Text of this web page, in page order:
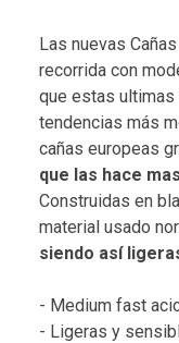
Las nuevas
recorrida con
que estas ultimas
tendencias más
cañas europeas
que las hace
Construidas en
material usado
siendo así
- Medium fast
- Ligeras y